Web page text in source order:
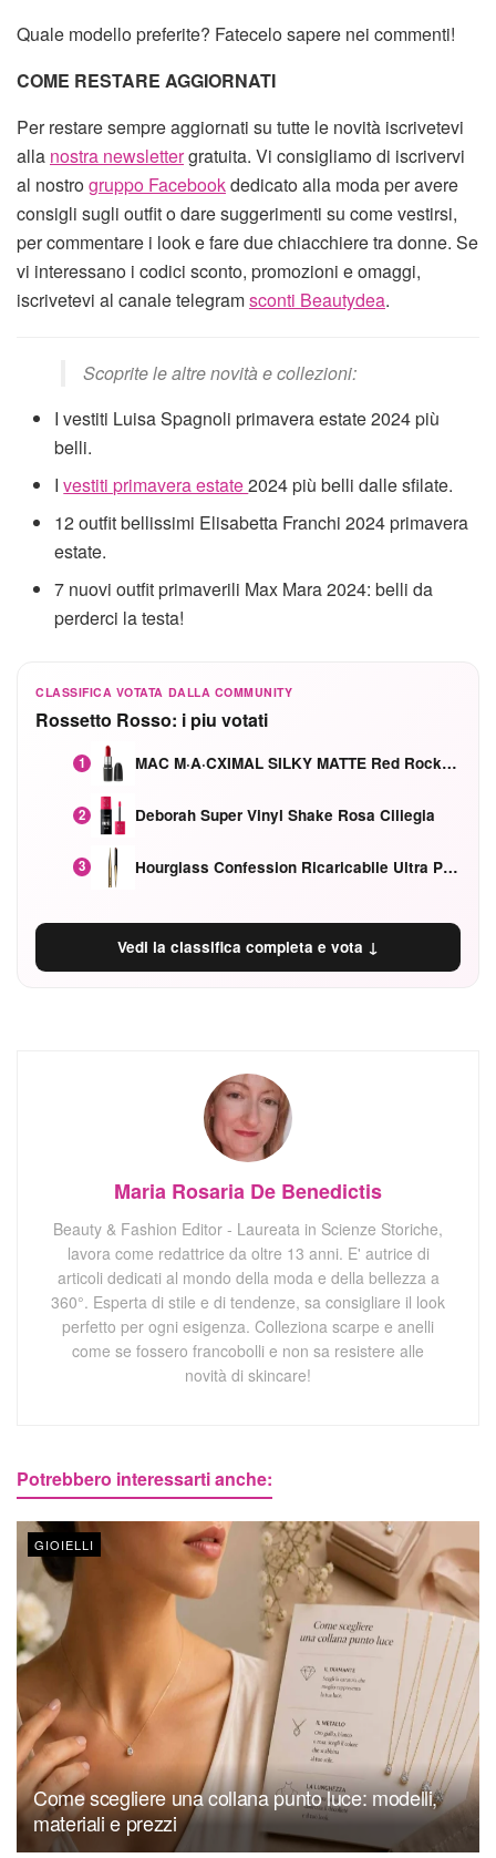
Quale modello preferite? Fatecelo sapere nei commenti!
COME RESTARE AGGIORNATI
Per restare sempre aggiornati su tutte le novità iscrivetevi
alla nostra newslettergratuita. Vi consigliamo di iscrivervi
al nostrogruppo Facebookdedicato alla moda per avere
consigli sugli outfit o dare suggerimenti su come vestirsi,
per commentare i look e fare due chiacchiere tra donne. Se
vi interessano i codici sconto, promozioni e omaggi,
iscrivetevi al canale telegramsconti Beautydea.
Scoprite le altre novità e collezioni:
I vestiti Luisa Spagnoli primavera estate 2024 più
belli.
Ivestiti primavera estate2024 più belli dalle sfilate.
12 outfit bellissimi Elisabetta Franchi 2024 primavera
estate.
7 nuovi outfit primaverili Max Mara 2024: belli da
perderci la testa!
CLASSIFICA VOTATA DALLA COMMUNITY
Rossetto Rosso: i piu votati
1 MAC M·A·CXIMAL SILKY MATTE Red Rock mat
2 Deborah Super Vinyl Shake Rosa Ciliegia
3 Hourglass Confession Ricaricabile Ultra Preciso Ad Alta Intensità Secretly Classic Red
Vedi la classifica completa e vota ↓
Maria Rosaria De Benedictis
Beauty & Fashion Editor - Laureata in Scienze Storiche,
lavora come redattrice da oltre 13 anni. E' autrice di
articoli dedicati al mondo della moda e della bellezza a
360°. Esperta di stile e di tendenze, sa consigliare il look
perfetto per ogni esigenza. Colleziona scarpe e anelli
come se fossero francobolli e non sa resistere alle
novità di skincare!
Potrebbero interessarti anche:
GIOIELLI
Come scegliere una collana punto luce: modelli,
materiali e prezzi